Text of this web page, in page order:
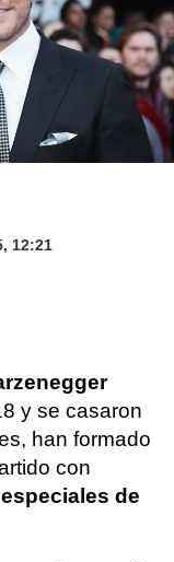
12:21
y se casaron
han formado
con
de